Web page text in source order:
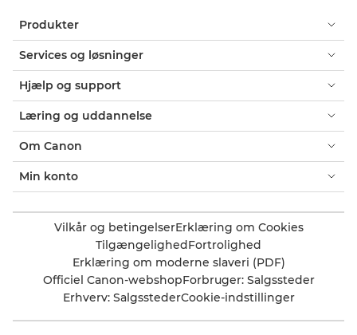
Produkter
Services og løsninger
Hjælp og support
Læring og uddannelse
Om Canon
Min konto
Vilkår og betingelserErklæring om Cookies
TilgængelighedFortrolighed
Erklæring om moderne slaveri (PDF)
Officiel Canon-webshopForbruger: Salgssteder
Erhverv: SalgsstederCookie-indstillinger